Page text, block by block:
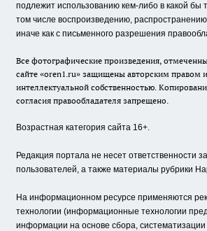
подлежит использованию кем-либо в какой
том числе воспроизведению,
иначе как с письменного разрешения
Все фотографические произведения,
сайте «oren1.ru» защищены авторским правом
интеллектуальной собственностью.
согласия правообладателя запрещено.
Возрастная категория сайта 16+.
Редакция портала не несет ответственности
пользователей, а также материалы рубрики
На информационном ресурсе применяются
технологии (информационные технологии
информации на основе сбора,